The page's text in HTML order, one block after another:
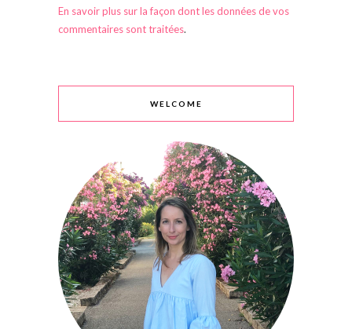
En savoir plus sur la façon dont les données de vos
commentaires sont traitées.
WELCOME